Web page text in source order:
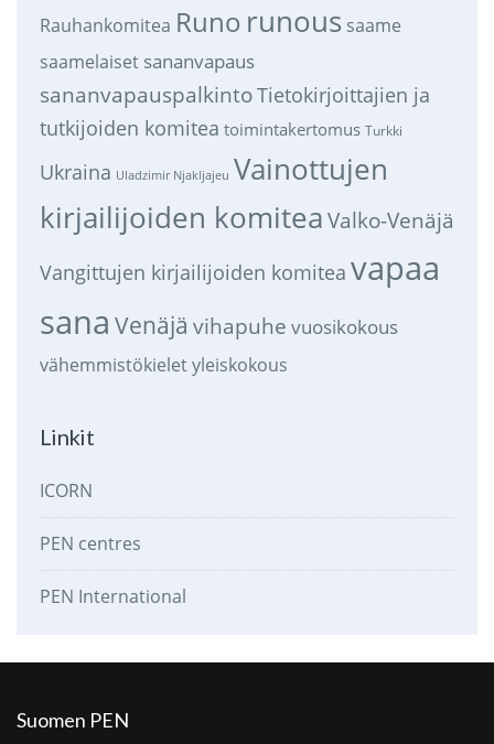
Rauhankomitea Runo runous saame
saamelaiset sananvapaus
sananvapauspalkintoTietokirjoittajien ja
tutkijoiden komitea toimintakertomus Turkki
Ukraina Uladzimir Njakljajeu Vainottujen
kirjailijoiden komitea Valko-Venäjä
Vangittujen kirjailijoiden komitea vapaa
sana Venäjä vihapuhe vuosikokous
vähemmistökieletyleiskokous
Linkit
ICORN
PEN centres
PEN International
Suomen PEN